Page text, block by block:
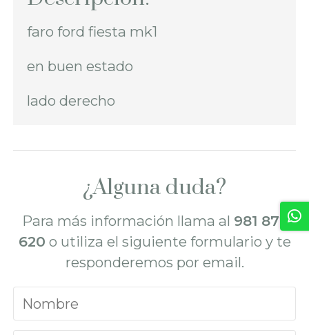
faro ford fiesta mk1
en buen estado
lado derecho
¿Alguna duda?
Para más información llama al 981 872
620 o utiliza el siguiente formulario y te
responderemos por email.